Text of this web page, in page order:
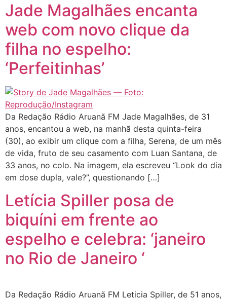
Jade Magalhães encanta
web com novo clique da
filha no espelho:
‘Perfeitinhas’
Da Redação Rádio Aruanã FM Jade Magalhães, de 31
anos, encantou a web, na manhã desta quinta-feira
(30), ao exibir um clique com a filha, Serena, de um mês
de vida, fruto de seu casamento com Luan Santana, de
33 anos, no colo. Na imagem, ela escreveu “Look do dia
em dose dupla, vale?”, questionando […]
Letícia Spiller posa de
biquíni em frente ao
espelho e celebra: ‘janeiro
no Rio de Janeiro ‘
Da Redação Rádio Aruanã FM Leticia Spiller, de 51 anos,